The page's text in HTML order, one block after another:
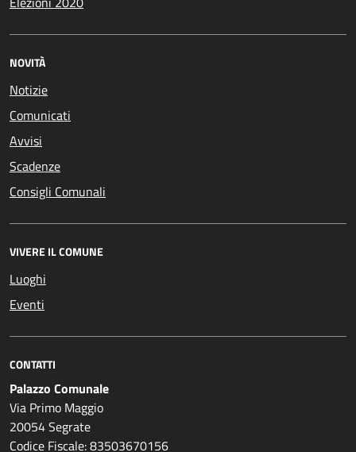
NOVITÀ
Notizie
Comunicati
Avvisi
Scadenze
Consigli Comunali
VIVERE IL COMUNE
Luoghi
Eventi
CONTATTI
Palazzo Comunale
Via Primo Maggio
20054 Segrate
Codice Fiscale: 83503670156